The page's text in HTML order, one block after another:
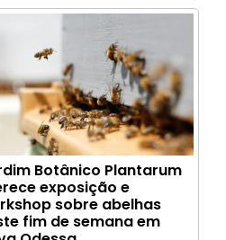
Botânico Plantarum
exposição e
sobre abelhas
fim de semana em